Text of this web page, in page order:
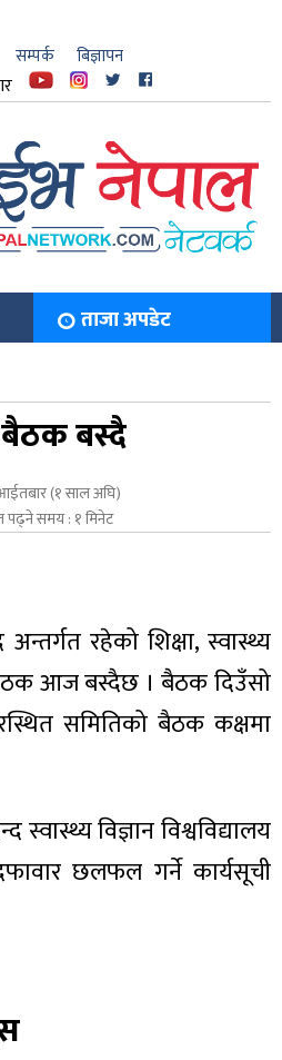
सम्पर्क बिज्ञापन
ताजा अपडेट
बैठक बस्दै
(१ साल अघि)
पढ्ने समय : १ मिनेट
रहेको शिक्षा, स्वास्थ्य
आज बस्दैछ । बैठक दिउँसो
समितिको बैठक कक्षमा
विज्ञान विश्वविद्यालय
छलफल गर्ने कार्यसूची